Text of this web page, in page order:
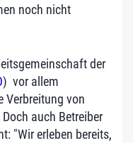
noch nicht
der
) vor allem
Verbreitung von
auch Betreiber
"Wir erleben bereits,